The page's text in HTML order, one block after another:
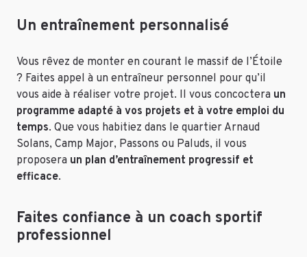
Un entraînement personnalisé
Vous rêvez de monter en courant le massif de l’Étoile
? Faites appel à un entraîneur personnel pour qu’il
vous aide à réaliser votre projet. Il vous concoctera un
programme adapté à vos projets et à votre emploi du
temps. Que vous habitiez dans le quartier Arnaud
Solans, Camp Major, Passons ou Paluds, il vous
proposera un plan d’entraînement progressif et
efficace.
Faites confiance à un coach sportif
professionnel